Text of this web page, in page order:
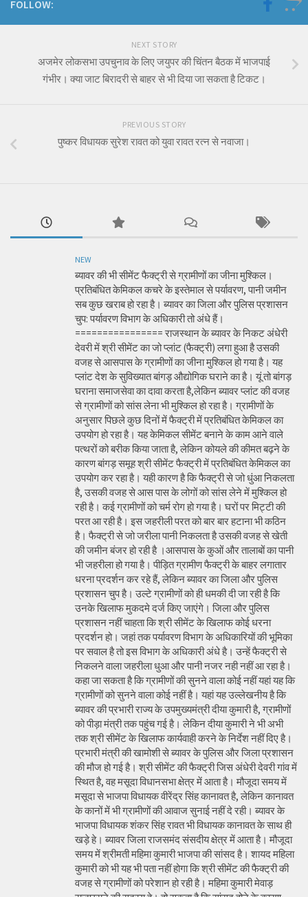
FOLLOW:
NEXT STORY
अजमेर लोकसभा उपचुनाव के लिए जयुपर की चिंतन बैठक में भाजपाई
गंभीर। क्या जाट बिरादरी से बाहर से भी दिया जा सकता है टिकट।
PREVIOUS STORY
पुष्कर विधायक सुरेश रावत को युवा रावत रत्न से नवाजा।
NEW
ब्यावर की भी सीमेंट फैक्ट्री से ग्रामीणों का जीना मुश्किल।
प्रतिबंधित केमिकल कचरे के इस्तेमाल से पर्यावरण, पानी जमीन
सब कुछ खराब हो रहा है। ब्यावर का जिला और पुलिस प्रशासन
चुप: पर्यावरण विभाग के अधिकारी तो अंधे हैं।
================ राजस्थान के ब्यावर के निकट अंधेरी
देवरी में श्री सीमेंट का जो प्लांट (फैक्ट्री) लगा हुआ है उसकी
वजह से आसपास के ग्रामीणों का जीना मुश्किल हो गया है। यह
प्लांट देश के सुविख्यात बांगड़ औद्योगिक घराने का है। यूं तो बांगड़
घराना समाजसेवा का दावा करता है,लेकिन ब्यावर प्लांट की वजह
से ग्रामीणों को सांस लेना भी मुश्किल हो रहा है। ग्रामीणों के
अनुसार पिछले कुछ दिनों में फैक्ट्री में प्रतिबंधित केमिकल का
उपयोग हो रहा है। यह केमिकल सीमेंट बनाने के काम आने वाले
पत्थरों को बरीक किया जाता है, लेकिन कोयले की कीमत बढ़ने के
कारण बांगड़ समूह श्री सीमेंट फैक्ट्री में प्रतिबंधित केमिकल का
उपयोग कर रहा है। यही कारण है कि फैक्ट्री से जो धुंआ निकलता
है, उसकी वजह से आस पास के लोगों को सांस लेने में मुश्किल हो
रही है। कई ग्रामीणों को चर्म रोग हो गया है। घरों पर मिट्टी की
परत आ रही है। इस जहरीली परत को बार बार हटाना भी कठिन
है। फैक्ट्री से जो जरीला पानी निकलता है उसकी वजह से खेती
की जमीन बंजर हो रही है ।आसपास के कुओं और तालाबों का पानी
भी जहरीला हो गया है। पीड़ित ग्रामीण फैक्ट्री के बाहर लगातार
धरना प्रदर्शन कर रहे हैं, लेकिन ब्यावर का जिला और पुलिस
प्रशासन चुप है। उल्टे ग्रामीणों को ही धमकी दी जा रही है कि
उनके खिलाफ मुकदमे दर्ज किए जाएंगे। जिला और पुलिस
प्रशासन नहीं चाहता कि श्री सीमेंट के खिलाफ कोई धरना
प्रदर्शन हो। जहां तक पर्यावरण विभाग के अधिकारियों की भूमिका
पर सवाल है तो इस विभाग के अधिकारी अंधे है। उन्हें फैक्ट्री से
निकलने वाला जहरीला धुआ और पानी नजर नही नहीं आ रहा है।
कहा जा सकता है कि ग्रामीणों की सुनने वाला कोई नहीं यहां यह कि
ग्रामीणों को सुनने वाला कोई नहीं है। यहां यह उल्लेखनीय है कि
ब्यावर की प्रभारी राज्य के उपमुख्यमंत्री दीया कुमारी है, ग्रामीणों
को पीड़ा मंत्री तक पहुंच गई है। लेकिन दीया कुमारी ने भी अभी
तक श्री सीमेंट के खिलाफ कार्यवाही करने के निर्देश नहीं दिए है।
प्रभारी मंत्री की खामोशी से ब्यावर के पुलिस और जिला प्रशासन
की मौज हो गई है। श्री सीमेंट की फैक्ट्री जिस अंधेरी देवरी गांव में
स्थित है, वह मसूदा विधानसभा क्षेत्र में आता है। मौजूदा समय में
मसूदा से भाजपा विधायक वीरेंद्र सिंह कानावत है, लेकिन कानावत
के कानों में भी ग्रामीणों की आवाज सुनाई नहीं दे रही। ब्यावर के
भाजपा विधायक शंकर सिंह रावत भी विधायक कानावत के साथ ही
खड़े हे। ब्यावर जिला राजसमंद संसदीय क्षेत्र में आता है। मौजूदा
समय में श्रीमती महिमा कुमारी भाजपा की सांसद है। शायद महिला
कुमारी को भी यह भी पता नहीं होगा कि श्री सीमेंट की फैक्ट्री की
वजह से ग्रामीणों को परेशान हो रही है। महिमा कुमारी मेवाड़